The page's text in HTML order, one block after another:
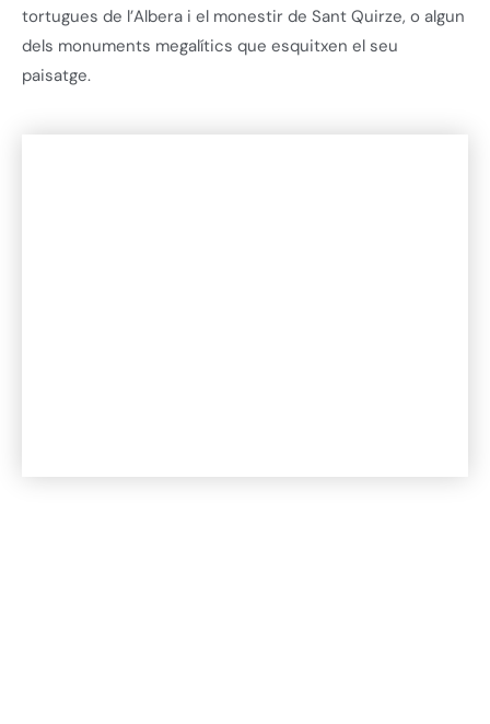
tortugues de l’Albera i el monestir de Sant Quirze, o algun
dels monuments megalítics que esquitxen el seu
paisatge.